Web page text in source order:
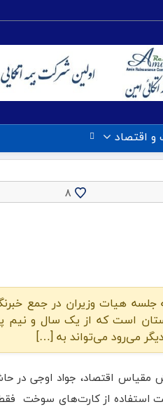
اقتصاد
8
هیات وزیران در جمع
است که از یک سال و نیم
می‌رود می‌تواند به […]
مقیاس اقتصاد، جواد اوجی در
استفاده از کارت‌های سوخت